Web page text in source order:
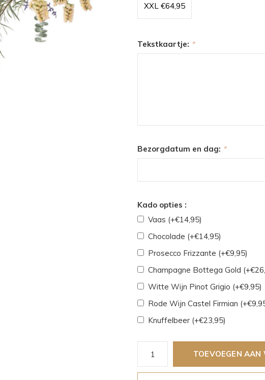
XXL €64,95
Tekstkaartje: *
Bezorgdatum en dag: *
Kado opties :
Vaas (+€14,95)
Chocolade (+€14,95)
Prosecco Frizzante (+€9,95)
Champagne Bottega Gold
Witte Wijn Pinot Grigio (+€9,95)
Rode Wijn Castel Firmian
Knuffelbeer (+€23,95)
TOEVOEGEN AAN